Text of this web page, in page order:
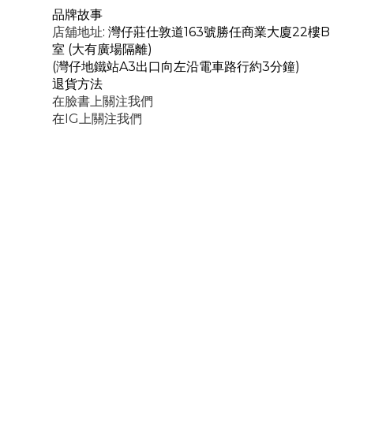
品牌故事
店舖地址: 灣仔莊仕敦道163號勝任商業大廈22樓B
室 (大有廣場隔離)
(灣仔地鐵站A3出口向左沿電車路行約3分鐘)
退貨方法
在臉書上關注我們
在IG上關注我們